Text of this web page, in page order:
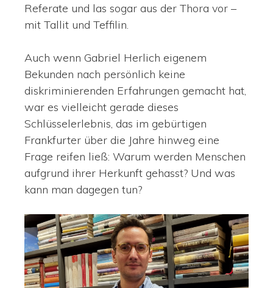
Referate und las sogar aus der Thora vor –
mit Tallit und Teffilin.
Auch wenn Gabriel Herlich eigenem
Bekunden nach persönlich keine
diskriminierenden Erfahrungen gemacht hat,
war es vielleicht gerade dieses
Schlüsselerlebnis, das im gebürtigen
Frankfurter über die Jahre hinweg eine
Frage reifen ließ: Warum werden Menschen
aufgrund ihrer Herkunft gehasst? Und was
kann man dagegen tun?